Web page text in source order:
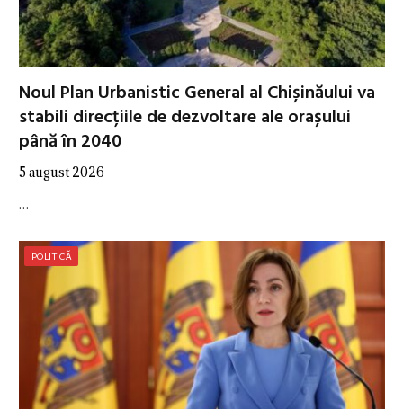
Noul Plan Urbanistic General al Chișinăului va
stabili direcțiile de dezvoltare ale orașului
până în 2040
5 august 2026
…
POLITICĂ